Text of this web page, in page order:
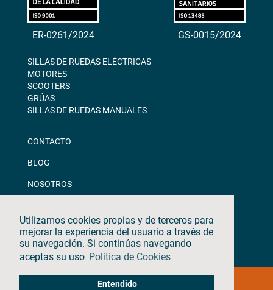
Utilizamos cookies propias y de terceros para
mejorar la experiencia del usuario a través de
su navegación. Si continúas navegando
aceptas su uso Política de Cookies
Entendido
ER-0261/2024 GS-0015/2024
SILLAS DE RUEDAS ELÉCTRICAS
MOTORES
SCOOTERS
GRÚAS
SILLAS DE RUEDAS MANUALES
CONTACTO
BLOG
NOSOTROS
CANAL ÉTICO
©2026 · TEYDER · Todos los derechos reservados